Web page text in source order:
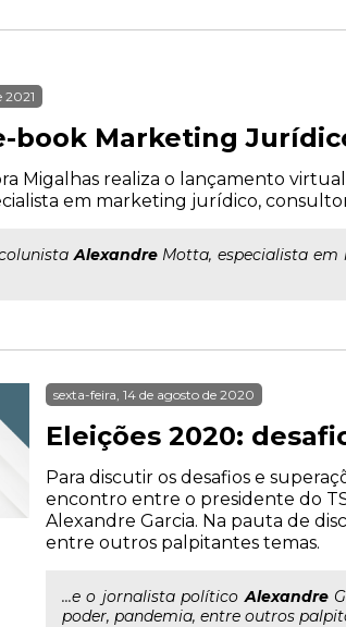
2021
book Marketing
Migalhas realiza o lançamento
em marketing jurídico,
AlexandreMotta, especialista em
sexta-feira, 14 de agosto de 2020
Eleições 2020:
Para discutir os desafios e
encontro entre o presidente do
Alexandre Garcia. Na pauta de
entre outros palpitantes temas.
...e o jornalista políticoAlexandre
poder, pandemia, entre outros